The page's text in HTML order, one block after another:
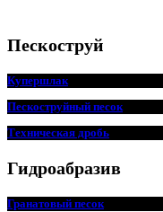
Пескоструй
Купершлак
Пескоструйный песок
Техническая дробь
Гидроабразив
Гранатовый песок